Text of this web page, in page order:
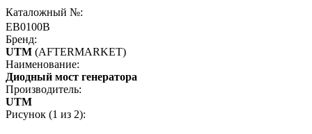
Каталожный №:
EB0100B
Бренд:
UTM (AFTERMARKET)
Наименование:
Диодный мост генератора
Производитель:
UTM
Рисунок (1 из 2):